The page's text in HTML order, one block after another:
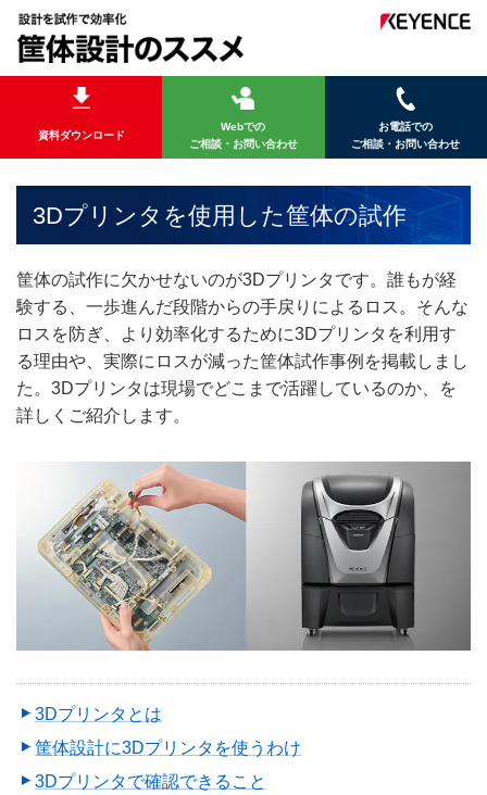
資料ダウンロード
Webでの
ご相談・お問い合わせ
お電話での
ご相談・お問い合わせ
3Dプリンタを使用した筐体の試作
筐体の試作に欠かせないのが3Dプリンタです。誰もが経
験する、一歩進んだ段階からの手戻りによるロス。そんな
ロスを防ぎ、より効率化するために3Dプリンタを利用す
る理由や、実際にロスが減った筐体試作事例を掲載しまし
た。3Dプリンタは現場でどこまで活躍しているのか、を
詳しくご紹介します。
3Dプリンタとは
筐体設計に3Dプリンタを使うわけ
3Dプリンタで確認できること